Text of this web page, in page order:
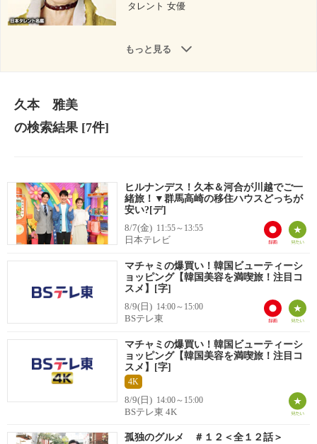
タレント 女優
もっと見る
久本 雅美
の検索結果[7件]
ヒルナンデス！久本＆河合が川越でご一
緒旅！▼群馬高崎の移住ハウスどっちが
安い?[デ]
8/7(金) 11:55～13:55
日本テレビ
マチャミの爆買い！韓国ビューティーシ
ョッピング【韓国美容を満喫旅！注目コ
スメ】[字]
8/9(日) 14:00～15:00
BSテレ東
マチャミの爆買い！韓国ビューティーシ
ョッピング【韓国美容を満喫旅！注目コ
スメ】[字]
4K
8/9(日) 14:00～15:00
BSテレ東 4K
孤独のグルメ ＃１２＜全１２話＞